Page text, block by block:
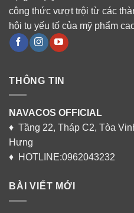
công thức vượt trội từ các
hội tụ yếu tố của mỹ phẩm
THÔNG TIN
NAVACOS OFFICIAL
♦ Tầng 22, Tháp C2, Tòa
Hưng
♦ HOTLINE:0962043232
BÀI VIẾT MỚI